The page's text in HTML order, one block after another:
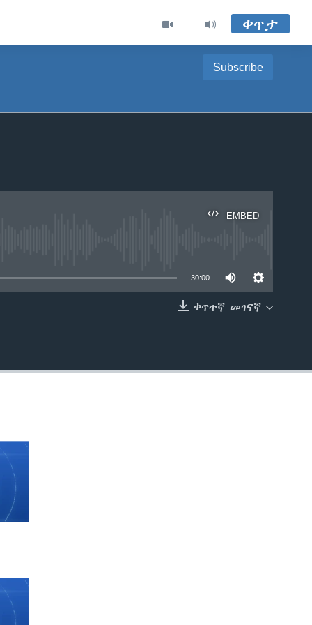
ቀጥታ
Subscribe
EMBED
30:00
ቀጥተኛ መገናኛ